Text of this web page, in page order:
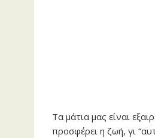
Τα μάτια μας είναι
προσφέρει η ζωή, γι